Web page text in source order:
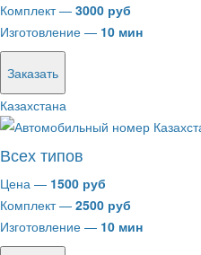
Комплект — 3000 руб
Изготовление — 10 мин
Заказать
Казахстана
Всех типов
Цена — 1500 руб
Комплект — 2500 руб
Изготовление — 10 мин